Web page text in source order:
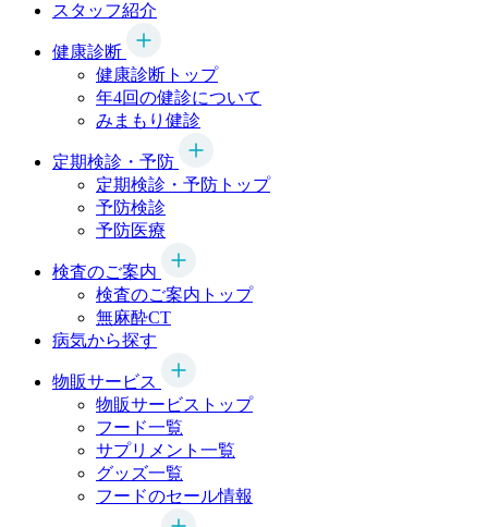
スタッフ紹介
健康診断
健康診断トップ
年4回の健診について
みまもり健診
定期検診・予防
定期検診・予防トップ
予防検診
予防医療
検査のご案内
検査のご案内トップ
無麻酔CT
病気から探す
物販サービス
物販サービストップ
フード一覧
サプリメント一覧
グッズ一覧
フードのセール情報